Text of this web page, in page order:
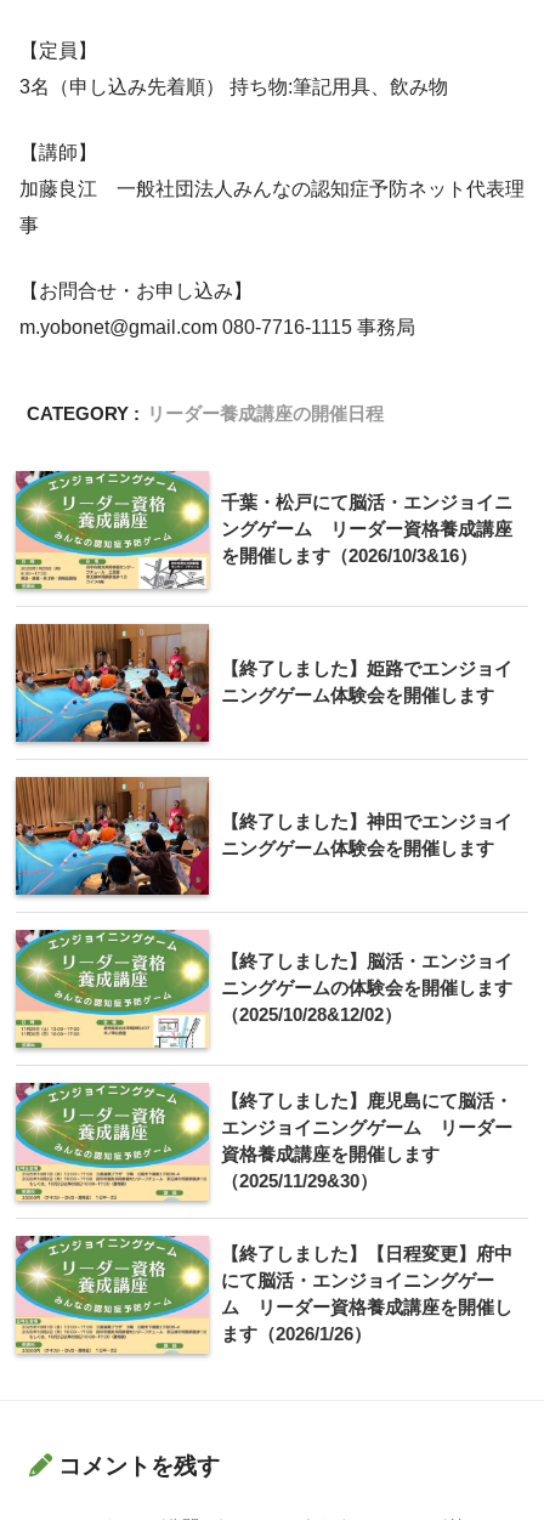
【定員】
3名（申し込み先着順） 持ち物:筆記用具、飲み物
【講師】
加藤良江 一般社団法人みんなの認知症予防ネット代表理
事
【お問合せ・お申し込み】
m.yobonet@gmail.com 080-7716-1115 事務局
CATEGORY : リーダー養成講座の開催日程
千葉・松戸にて脳活・エンジョイニ
ングゲーム リーダー資格養成講座
を開催します（2026/10/3&16）
【終了しました】姫路でエンジョイ
ニングゲーム体験会を開催します
【終了しました】神田でエンジョイ
ニングゲーム体験会を開催します
【終了しました】脳活・エンジョイ
ニングゲームの体験会を開催します
（2025/10/28&12/02）
【終了しました】鹿児島にて脳活・
エンジョイニングゲーム リーダー
資格養成講座を開催します
（2025/11/29&30）
【終了しました】【日程変更】府中
にて脳活・エンジョイニングゲー
ム リーダー資格養成講座を開催し
ます（2026/1/26）
コメントを残す